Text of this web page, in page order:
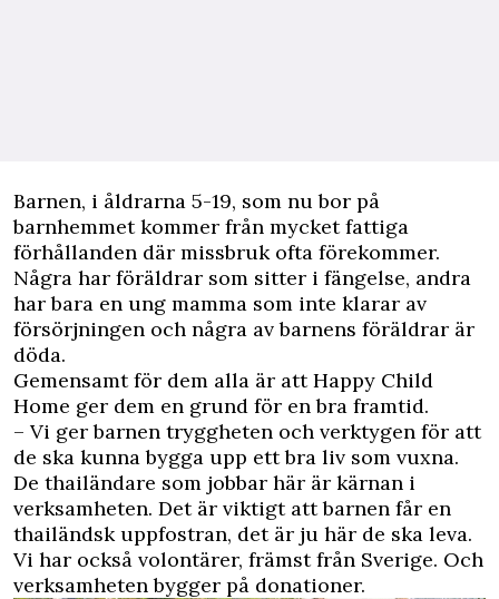
Barnen, i åldrarna 5-19, som nu bor på
barnhemmet kommer från mycket fattiga
förhållanden där missbruk ofta förekommer.
Några har föräldrar som sitter i fängelse, andra
har bara en ung mamma som inte klarar av
försörjningen och några av barnens föräldrar är
döda.
Gemensamt för dem alla är att Happy Child
Home ger dem en grund för en bra framtid.
– Vi ger barnen tryggheten och verktygen för att
de ska kunna bygga upp ett bra liv som vuxna.
De thailändare som jobbar här är kärnan i
verksamheten. Det är viktigt att barnen får en
thailändsk uppfostran, det är ju här de ska leva.
Vi har också volontärer, främst från Sverige. Och
verksamheten bygger på donationer.